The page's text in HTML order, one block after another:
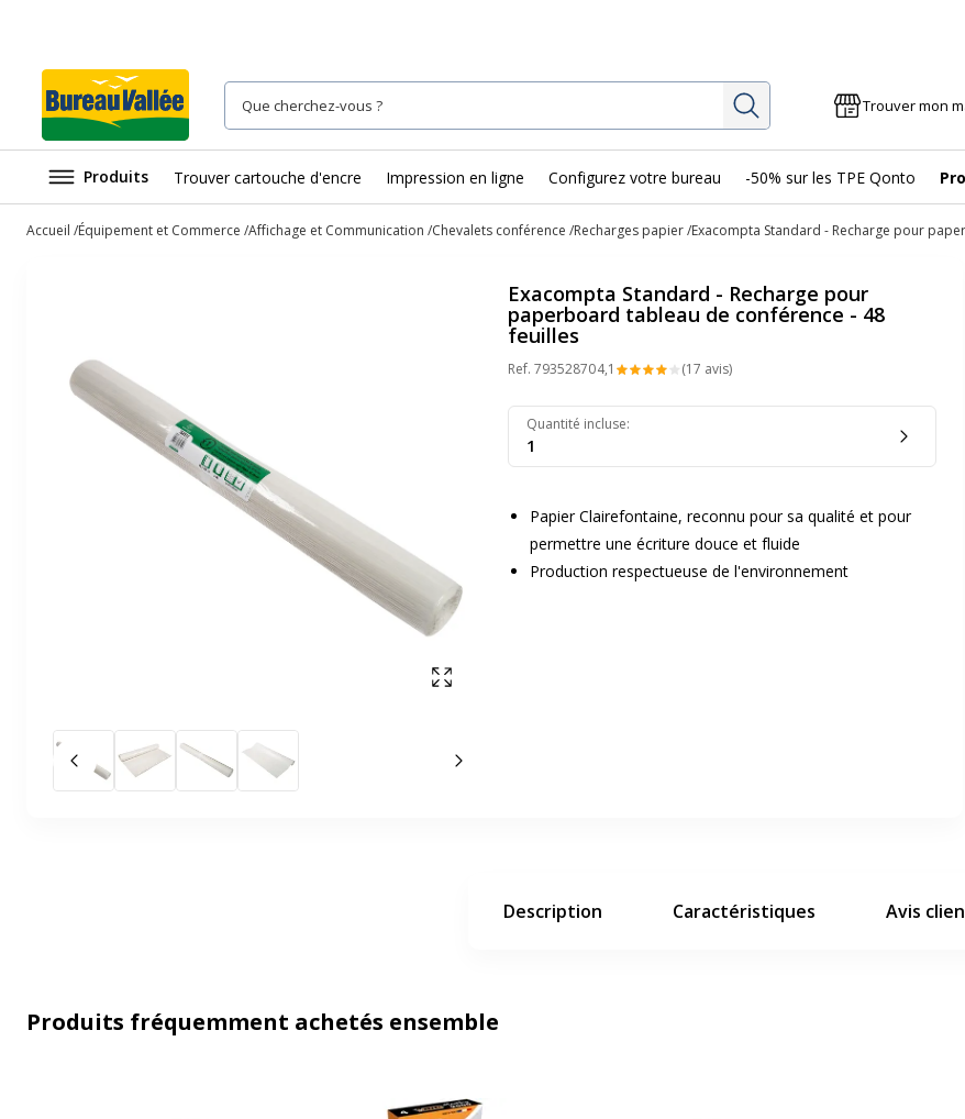
Rechercher Trouver mon
Produits Trouver cartouche d'encre Impression en ligne Configurez votre bureau -50% sur les TPE Qonto
Accueil Équipement et Commerce Affichage et Communication Chevalets conférence Recharges papier Exacompta Standard - Recharge pour
Afficher en plein écran
Slide précédent Slide suivant
Exacompta Standard - Recharge pour
paperboard tableau de conférence - 48
feuilles
Ref. 793528704,1 (17 avis)
Quantité incluse:
1
Papier Clairefontaine, reconnu pour sa qualité et pour
permettre une écriture douce et fluide
Production respectueuse de l'environnement
Description Caractéristiques Avis
Produits fréquemment achetés ensemble